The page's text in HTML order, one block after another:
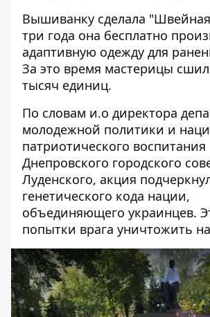
Вышиванку сделала
три года она бесплатно
адаптивную одежду для
За это время мастерицы
тысяч единиц.
По словам и.о директора
молодежной политики и
патриотического воспитания
Днепровского городского
Луденского, акция
генетического кода нации,
объединяющего украинцев.
попытки врага уничтожить